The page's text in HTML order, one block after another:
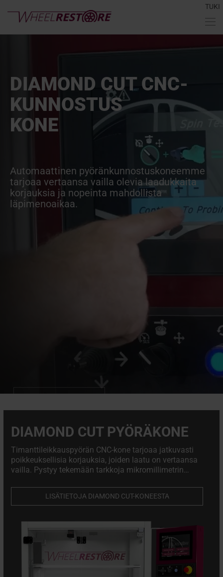
TUKI
DIAMOND CUT CNC-
KUNNOSTUS
KONE
Automaattinen pyöränkunnostuskoneemme
tarjoaa vertaansa vailla olevia laadukkaita
korjauksia ja nopeinta mahdollista
läpimenoaikaa.
DIAMOND CUT PYÖRÄKONE
Timanttileikkauspyörän CNC-kone tarjoaa jatkuvasti
poikkeuksellisia korjauksia, joiden laatu on vertaansa
vailla. Pystyy tekemään tarkkoja mikromillimetrin
niiden rakenteellisen eheyden.
LISÄTIETOJA DIAMOND CUT-KONEESTA